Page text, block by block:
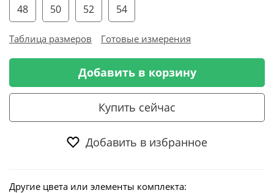
48 50 52 54
Таблица размеров Готовые измерения
Добавить в корзину
Купить сейчас
Добавить в избранное
Другие цвета или элементы комплекта: